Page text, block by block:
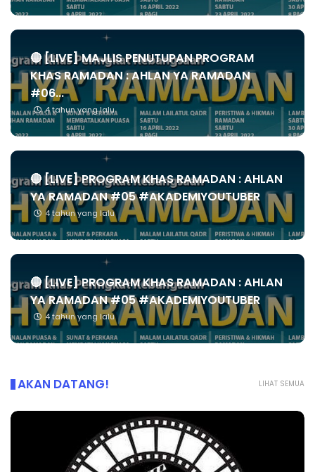
🔴 [LIVE] MAJLIS PENUTUPAN PROGRAM
KHAS RAMADAN : AHLAN YA RAMADAN
#06...
4 tahun yang lalu
🔴 [LIVE] PROGRAM KHAS RAMADAN : AHLAN
YA RAMADAN #05 #AKADEMIYOUTUBER
4 tahun yang lalu
🔴 [LIVE] PROGRAM KHAS RAMADAN : AHLAN
YA RAMADAN #05 #AKADEMIYOUTUBER
4 tahun yang lalu
LIHAT SEMUA
AKAN DATANG!